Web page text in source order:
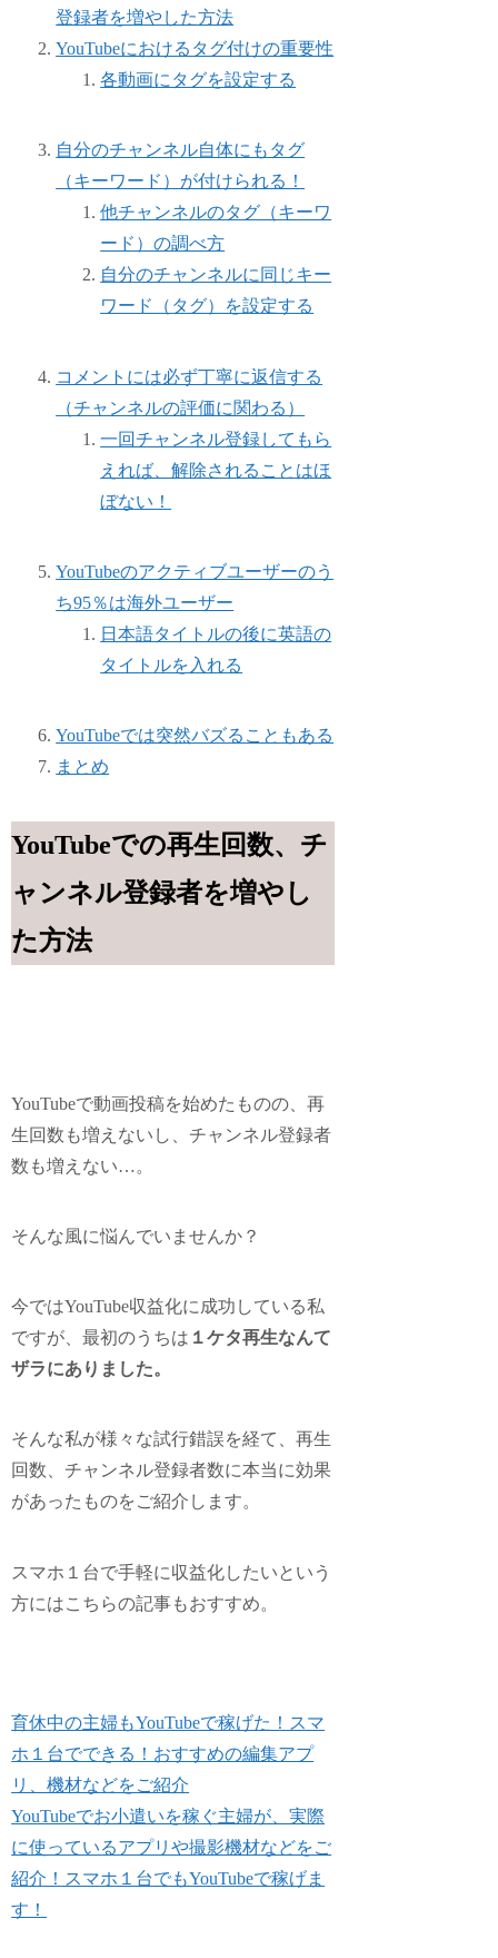
登録者を増やした方法
YouTubeにおけるタグ付けの重要性
各動画にタグを設定する
自分のチャンネル自体にもタグ
（キーワード）が付けられる！
他チャンネルのタグ（キーワ
ード）の調べ方
自分のチャンネルに同じキー
ワード（タグ）を設定する
コメントには必ず丁寧に返信する
（チャンネルの評価に関わる）
一回チャンネル登録してもら
えれば、解除されることはほ
ぼない！
YouTubeのアクティブユーザーのう
ち95％は海外ユーザー
日本語タイトルの後に英語の
タイトルを入れる
YouTubeでは突然バズることもある
まとめ
YouTubeでの再生回数、チ
ャンネル登録者を増やし
た方法
YouTubeで動画投稿を始めたものの、再
生回数も増えないし、チャンネル登録者
数も増えない…。
そんな風に悩んでいませんか？
今ではYouTube収益化に成功している私
ですが、最初のうちは １ケタ再生なんて
ザラにありました。
そんな私が様々な試行錯誤を経て、再生
回数、チャンネル登録者数に本当に効果
があったものをご紹介します。
スマホ１台で手軽に収益化したいという
方にはこちらの記事もおすすめ。
育休中の主婦もYouTubeで稼げた！スマ
ホ１台でできる！おすすめの編集アプ
リ、機材などをご紹介
YouTubeでお小遣いを稼ぐ主婦が、実際
に使っているアプリや撮影機材などをご
紹介！スマホ１台でもYouTubeで稼げま
す！